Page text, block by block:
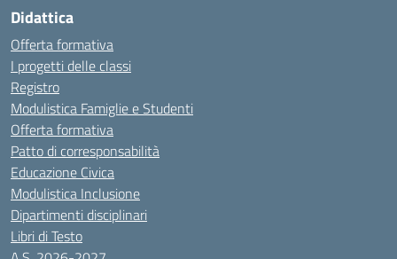
Didattica
Offerta formativa
I progetti delle classi
Registro
Modulistica Famiglie e Studenti
Offerta formativa
Patto di corresponsabilità
Educazione Civica
Modulistica Inclusione
Dipartimenti disciplinari
Libri di Testo